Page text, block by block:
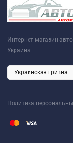
Интернет магазин
Украина
Политика